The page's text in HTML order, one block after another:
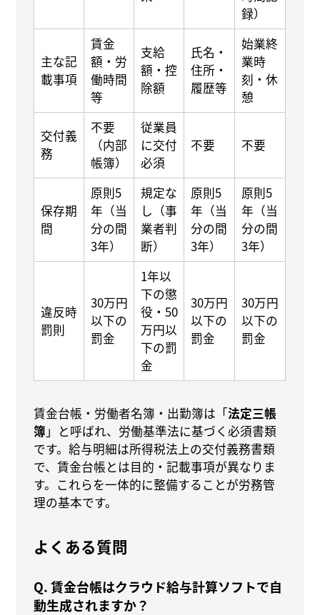
録）
主な記
載事項
賃金
額・労
働時間
等
支給
額・控
除額
氏名・
住所・
履歴等
始業終
業時
刻・休
憩
交付義
務
不要
（内部
帳簿）
従業員
に交付
必須
不要 不要
保存期
間
原則5
年（当
分の間
3年）
規定な
し（事
業者判
断）
原則5
年（当
分の間
3年）
原則5
年（当
分の間
3年）
違反時
罰則
30万円
以下の
罰金
1年以
下の懲
役・50
万円以
下の罰
金
30万円
以下の
罰金
30万円
以下の
罰金
賃金台帳・労働者名簿・出勤簿は「法定三帳
簿 」と呼ばれ、労働基準法に基づく必須書類
です。給与明細は所得税法上の交付義務書類
で、賃金台帳とは目的・記載事項が異なりま
す。これらを一体的に整備することが労務管
理の基本です。
よくある質問
Q. 賃金台帳はクラウド給与計算ソフトで自
動生成されますか？